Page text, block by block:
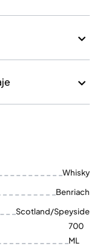
Whisky
Benriach
Scotland/Speyside
700
ML